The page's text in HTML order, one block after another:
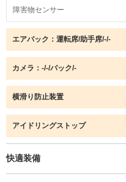
障害物センサー
エアバック：運転席/助手席/-/-
カメラ：-/-/バック/-
横滑り防止装置
アイドリングストップ
快適装備